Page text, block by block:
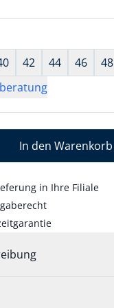
ausgewählt
42 44 46 48
In den Warenkorb
in Ihre Filiale